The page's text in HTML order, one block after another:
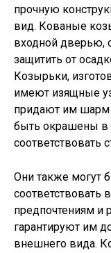
прочную
вид. Кованые
входной дверью,
защитить от
Козырьки,
имеют изящные
придают им шарм
быть окрашены в
соответствовать
Они также могут
предпочтениям и
гарантируют им
внешнего вида.